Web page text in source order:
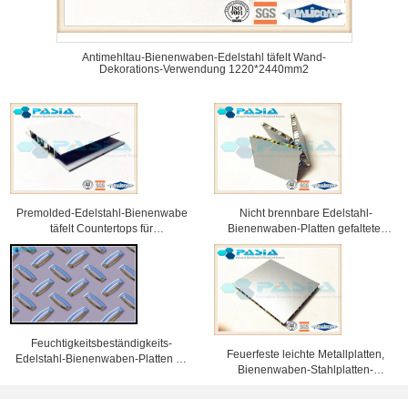
Antimehltau-Bienenwaben-Edelstahl täfelt Wand-
Dekorations-Verwendung 1220*2440mm2
Premolded-Edelstahl-Bienenwabe
täfelt Countertops für
Innendekoration
Nicht brennbare Edelstahl-
Bienenwaben-Platten gefalteter
Rand-Ausstellungs-Stand-
Gebrauch
Feuchtigkeitsbeständigkeits-
Edelstahl-Bienenwaben-Platten für
Feuerfeste leichte Metallplatten,
Bienenwaben-Stahlplatten-